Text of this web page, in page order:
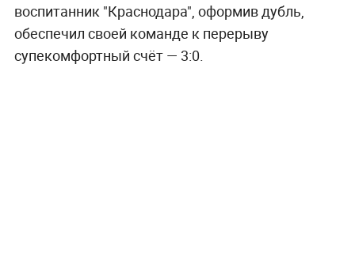
воспитанник "Краснодара", оформив дубль,
обеспечил своей команде к перерыву
супекомфортный счёт — 3:0.